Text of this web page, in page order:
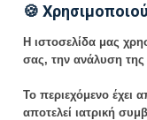
στη μήτρα για
🍪
Η ιστοσελίδα μας
σας, την ανάλυση της
Το περιεχόμενο έχει
αποτελεί ιατρική